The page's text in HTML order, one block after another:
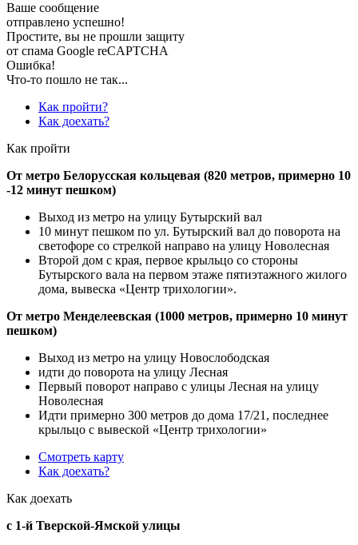
Ваше сообщение
отправлено успешно!
Простите, вы не прошли защиту
от спама Google reCAPTCHA
Ошибка!
Что-то пошло не так...
Как пройти?
Как доехать?
Как пройти
От метро Белорусская кольцевая (820 метров, примерно 10
-12 минут пешком)
Выход из метро на улицу Бутырский вал
10 минут пешком по ул. Бутырский вал до поворота на
светофоре со стрелкой направо на улицу Новолесная
Второй дом с края, первое крыльцо со стороны
Бутырского вала на первом этаже пятиэтажного жилого
дома, вывеска «Центр трихологии».
От метро Менделеевская (1000 метров, примерно 10 минут
пешком)
Выход из метро на улицу Новослободская
идти до поворота на улицу Лесная
Первый поворот направо с улицы Лесная на улицу
Новолесная
Идти примерно 300 метров до дома 17/21, последнее
крыльцо с вывеской «Центр трихологии»
Смотреть карту
Как доехать?
Как доехать
с 1-й Тверской-Ямской улицы